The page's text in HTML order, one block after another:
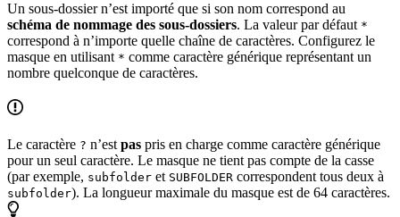
Un sous-dossier n’est importé que si son nom correspond au
schéma de nommage des sous-dossiers. La valeur par défaut *
correspond à n’importe quelle chaîne de caractères. Configurez le
masque en utilisant * comme caractère générique représentant un
nombre quelconque de caractères.
Le caractère ? n’est pas pris en charge comme caractère générique
pour un seul caractère. Le masque ne tient pas compte de la casse
(par exemple, subfolder et SUBFOLDER correspondent tous deux à
subfolder). La longueur maximale du masque est de 64 caractères.